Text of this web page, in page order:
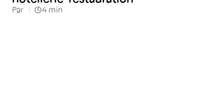
Par 4 min